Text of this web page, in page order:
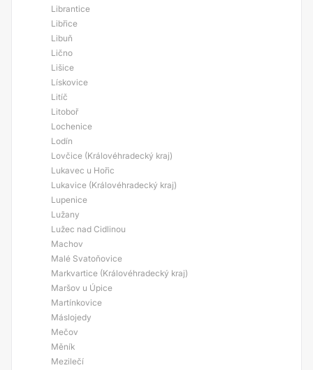
Librantice
Libřice
Libuň
Lično
Lišice
Lískovice
Litíč
Litoboř
Lochenice
Lodín
Lovčice (Královéhradecký kraj)
Lukavec u Hořic
Lukavice (Královéhradecký kraj)
Lupenice
Lužany
Lužec nad Cidlinou
Machov
Malé Svatoňovice
Markvartice (Královéhradecký kraj)
Maršov u Úpice
Martínkovice
Máslojedy
Mečov
Měník
Mezilečí